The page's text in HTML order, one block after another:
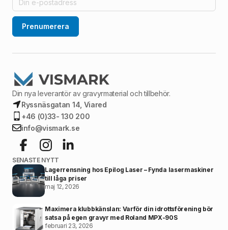
Prenumerera
Din nya leverantör av gravyrmaterial och tillbehör.
Ryssnäsgatan 14, Viared
+46 (0)33- 130 200
info@vismark.se
SENASTE NYTT
Lagerrensning hos Epilog Laser – Fynda lasermaskiner
till låga priser
maj 12, 2026
Maximera klubbkänslan: Varför din idrottsförening bör
satsa på egen gravyr med Roland MPX-90S
februari 23, 2026